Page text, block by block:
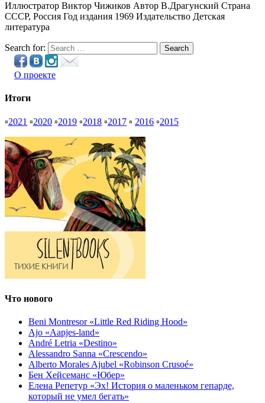
Иллюстратор Виктор Чижиков Автор В.Драгунский Страна
СССР, Россия Год издания 1969 Издательство Детская
литература
Search for: Search
О проекте
Итоги
▫2021 ▫2020 ▫2019 ▫2018 ▫2017 ▫ 2016 ▫2015
Что нового
Beni Montresor «Little Red Riding Hood»
Ajo «Aapjes-land»
André Letria «Destino»
Alessandro Sanna «Crescendo»
Alberto Morales Ajubel «Robinson Crusoé»
Бен Хейсеманс «Юбер»
Елена Репетур «Эх! История о маленьком гепарде,
который не умел бегать»